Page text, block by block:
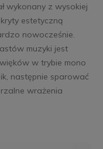
wykonany z wysokiej
estetyczną
nowocześnie.
muzyki jest
w trybie mono
następnie sparować
wrażenia